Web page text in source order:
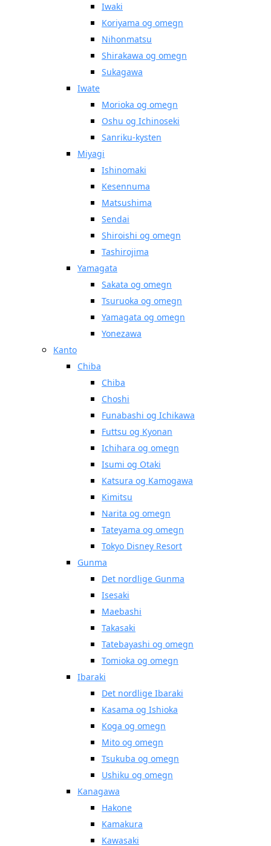
Iwaki
Koriyama og omegn
Nihonmatsu
Shirakawa og omegn
Sukagawa
Iwate
Morioka og omegn
Oshu og Ichinoseki
Sanriku-kysten
Miyagi
Ishinomaki
Kesennuma
Matsushima
Sendai
Shiroishi og omegn
Tashirojima
Yamagata
Sakata og omegn
Tsuruoka og omegn
Yamagata og omegn
Yonezawa
Kanto
Chiba
Chiba
Choshi
Funabashi og Ichikawa
Futtsu og Kyonan
Ichihara og omegn
Isumi og Otaki
Katsura og Kamogawa
Kimitsu
Narita og omegn
Tateyama og omegn
Tokyo Disney Resort
Gunma
Det nordlige Gunma
Isesaki
Maebashi
Takasaki
Tatebayashi og omegn
Tomioka og omegn
Ibaraki
Det nordlige Ibaraki
Kasama og Ishioka
Koga og omegn
Mito og omegn
Tsukuba og omegn
Ushiku og omegn
Kanagawa
Hakone
Kamakura
Kawasaki